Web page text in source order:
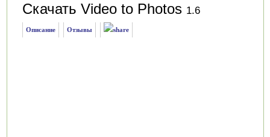
Скачать Video to Photos 1.6
Описание Отзывы